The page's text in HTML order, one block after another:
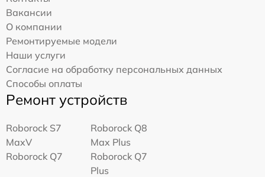
Вакансии
О компании
Ремонтируемые модели
Наши услуги
Согласие на обработку персональных данных
Способы оплаты
Ремонт устройств
Roborock S7
MaxV
Roborock Q8
Max Plus
Roborock Q7
Roborock Q7
Plus